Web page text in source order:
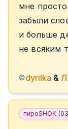
мне
забыли
и больше
не всяким
©dyrilka &
пироSHOK (